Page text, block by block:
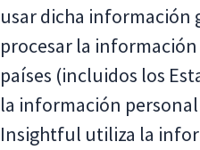
usar dicha información
procesar la
países (incluidos los
la información personal
Insightful utiliza la